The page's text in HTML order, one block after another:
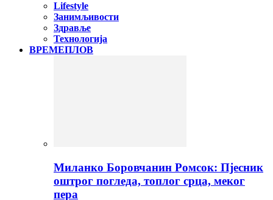
Lifestyle
Занимљивости
Здравље
Технологија
ВРЕМЕПЛОВ
Миланко Боровчанин Ромсок: Пјесник
оштрог погледа, топлог срца, меког
пера